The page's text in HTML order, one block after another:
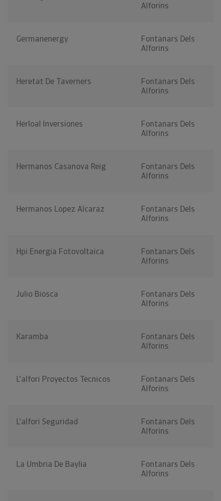
Alforins
Germanenergy
Fontanars Dels
Alforins
Heretat De Taverners
Fontanars Dels
Alforins
Herloal Inversiones
Fontanars Dels
Alforins
Hermanos Casanova Reig
Fontanars Dels
Alforins
Hermanos Lopez Alcaraz
Fontanars Dels
Alforins
Hpi Energia Fotovoltaica
Fontanars Dels
Alforins
Julio Biosca
Fontanars Dels
Alforins
Karamba
Fontanars Dels
Alforins
L'alfori Proyectos Tecnicos
Fontanars Dels
Alforins
L'alfori Seguridad
Fontanars Dels
Alforins
La Umbria De Baylia
Fontanars Dels
Alforins